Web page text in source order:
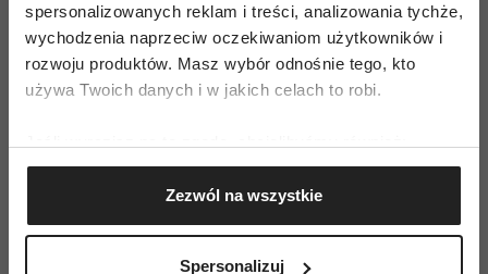
spersonalizowanych reklam i treści, analizowania tychże,
wychodzenia naprzeciw oczekiwaniom użytkowników i
rozwoju produktów. Masz wybór odnośnie tego, kto
używa Twoich danych i w jakich celach to robi.
Gromadzić dane dotyczące Twojej lokalizacji
geograficznej z dokładnością nawet do kilku metrów
Identyfikować Twoje urządzenie, aktywnie
Zezwól na wszystkie
Spersonalizuj
ZAMÓW
WYDANIE DRUKOWANE